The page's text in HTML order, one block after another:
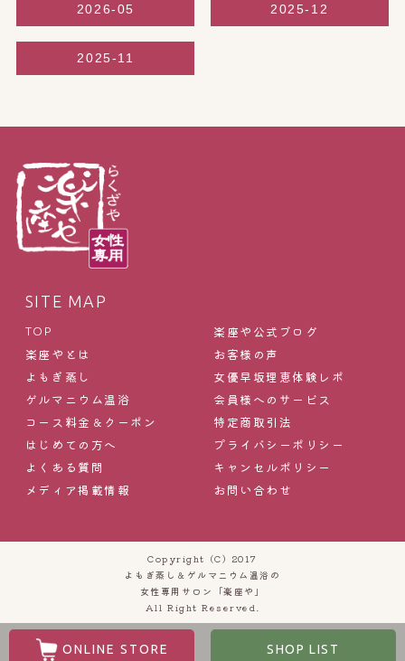
2026-05 2025-12
2025-11
ONLINE STORE SHOP LIST
SITE MAP
TOP
楽座やとは
よもぎ蒸し
ゲルマニウム温浴
コース料金＆クーポン
はじめての方へ
よくある質問
メディア掲載情報
楽座や公式ブログ
お客様の声
女優早坂理恵体験レポ
会員様へのサービス
特定商取引法
プライバシーポリシー
キャンセルポリシー
お問い合わせ
Copyright (C) 2017
よもぎ蒸し＆ゲルマニウム温浴の
女性専用サロン「楽座や」
All Right Reserved.